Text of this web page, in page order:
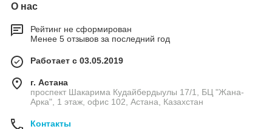
О нас
Рейтинг не сформирован
Менее 5 отзывов за последний год
Работает с 03.05.2019
г. Астана
проспект Шакарима Кудайбердыулы 17/1, БЦ "Жана-
Арка", 1 этаж, офис 102, Астана, Казахстан
Контакты